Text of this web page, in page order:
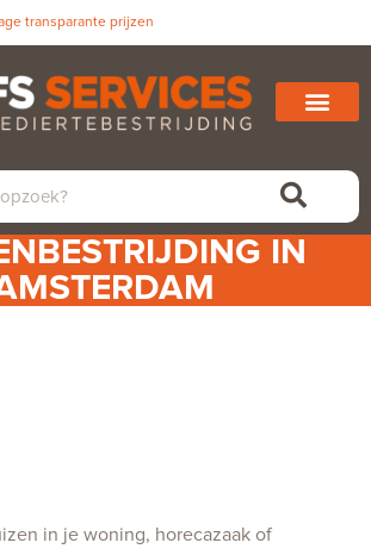
transparante prijzen
IN
in je woning, horecazaak of